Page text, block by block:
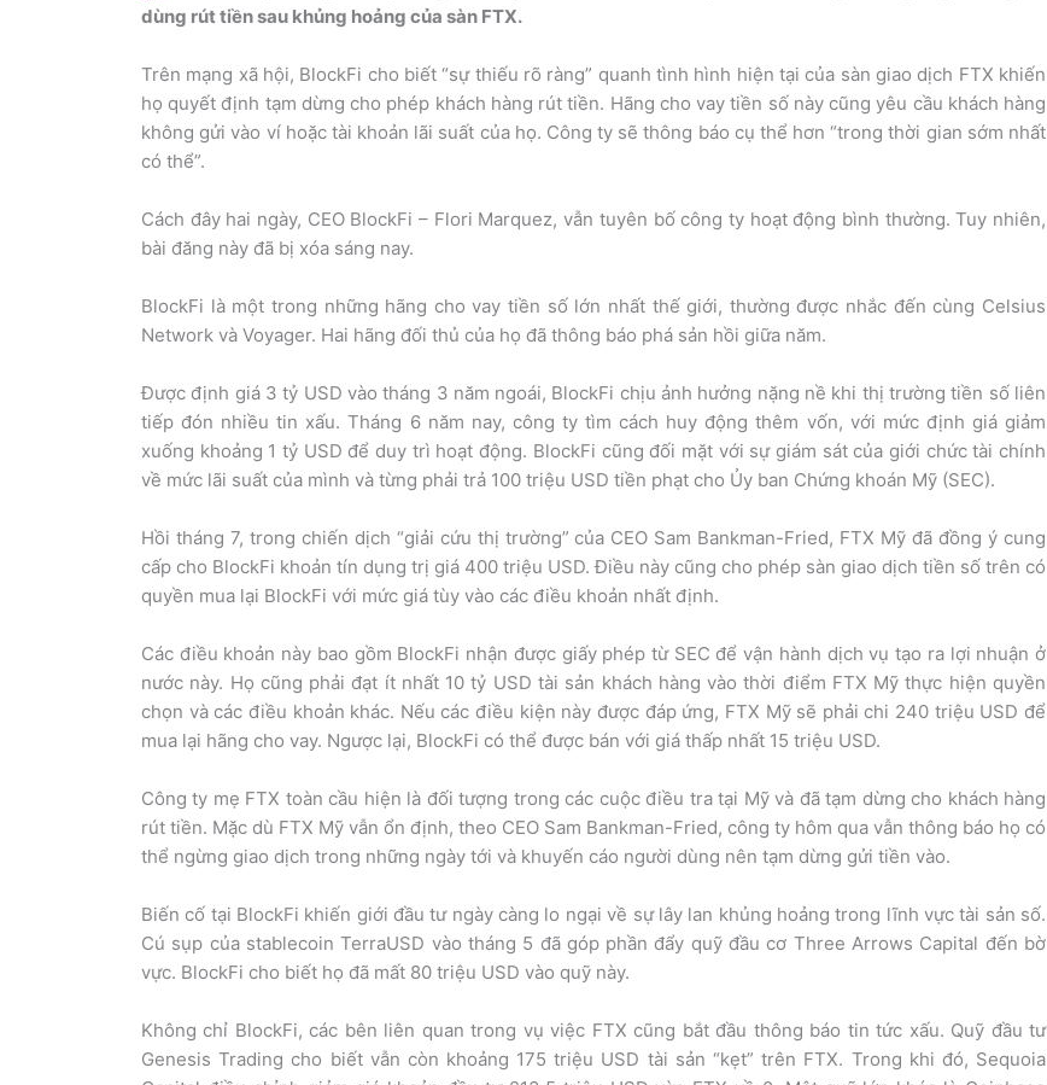
dùng rút tiền sau khủng hoảng của sàn FTX.
Trên mạng xã hội, BlockFi cho biết “sự thiếu rõ ràng” quanh tình hình hiện tại của sàn giao dịch FTX khiến
họ quyết định tạm dừng cho phép khách hàng rút tiền. Hãng cho vay tiền số này cũng yêu cầu khách hàng
không gửi vào ví hoặc tài khoản lãi suất của họ. Công ty sẽ thông báo cụ thể hơn “trong thời gian sớm nhất
có thể”.
Cách đây hai ngày, CEO BlockFi – Flori Marquez, vẫn tuyên bố công ty hoạt động bình thường. Tuy nhiên,
bài đăng này đã bị xóa sáng nay.
BlockFi là một trong những hãng cho vay tiền số lớn nhất thế giới, thường được nhắc đến cùng Celsius
Network và Voyager. Hai hãng đối thủ của họ đã thông báo phá sản hồi giữa năm.
Được định giá 3 tỷ USD vào tháng 3 năm ngoái, BlockFi chịu ảnh hưởng nặng nề khi thị trường tiền số liên
tiếp đón nhiều tin xấu. Tháng 6 năm nay, công ty tìm cách huy động thêm vốn, với mức định giá giảm
xuống khoảng 1 tỷ USD để duy trì hoạt động. BlockFi cũng đối mặt với sự giám sát của giới chức tài chính
về mức lãi suất của mình và từng phải trả 100 triệu USD tiền phạt cho Ủy ban Chứng khoán Mỹ (SEC).
Hồi tháng 7, trong chiến dịch “giải cứu thị trường” của CEO Sam Bankman-Fried, FTX Mỹ đã đồng ý cung
cấp cho BlockFi khoản tín dụng trị giá 400 triệu USD. Điều này cũng cho phép sàn giao dịch tiền số trên có
quyền mua lại BlockFi với mức giá tùy vào các điều khoản nhất định.
Các điều khoản này bao gồm BlockFi nhận được giấy phép từ SEC để vận hành dịch vụ tạo ra lợi nhuận ở
nước này. Họ cũng phải đạt ít nhất 10 tỷ USD tài sản khách hàng vào thời điểm FTX Mỹ thực hiện quyền
chọn và các điều khoản khác. Nếu các điều kiện này được đáp ứng, FTX Mỹ sẽ phải chi 240 triệu USD để
mua lại hãng cho vay. Ngược lại, BlockFi có thể được bán với giá thấp nhất 15 triệu USD.
Công ty mẹ FTX toàn cầu hiện là đối tượng trong các cuộc điều tra tại Mỹ và đã tạm dừng cho khách hàng
rút tiền. Mặc dù FTX Mỹ vẫn ổn định, theo CEO Sam Bankman-Fried, công ty hôm qua vẫn thông báo họ có
thể ngừng giao dịch trong những ngày tới và khuyến cáo người dùng nên tạm dừng gửi tiền vào.
Biến cố tại BlockFi khiến giới đầu tư ngày càng lo ngại về sự lây lan khủng hoảng trong lĩnh vực tài sản số.
Cú sụp của stablecoin TerraUSD vào tháng 5 đã góp phần đẩy quỹ đầu cơ Three Arrows Capital đến bờ
vực. BlockFi cho biết họ đã mất 80 triệu USD vào quỹ này.
Không chỉ BlockFi, các bên liên quan trong vụ việc FTX cũng bắt đầu thông báo tin tức xấu. Quỹ đầu tư
Genesis Trading cho biết vẫn còn khoảng 175 triệu USD tài sản “kẹt” trên FTX. Trong khi đó, Sequoia